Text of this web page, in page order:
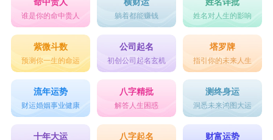
谁是你的命中贵人 躺着都能赚钱 姓名对人生的影响
紫微斗数
预测你一生的命运
公司起名
初创公司起名玄机
塔罗牌
指引你的未来人生
流年运势
财运婚姻事业健康
八字精批
解答人生困惑
测终身运
洞悉未来鸿图大运
十年大运 八字起名 财富运势